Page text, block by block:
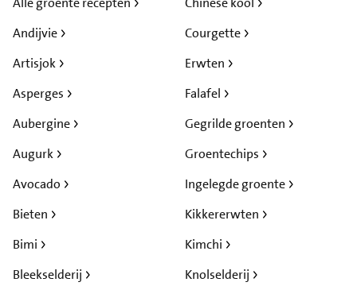
Andijvie
Artisjok
Asperges
Aubergine
Augurk
Avocado
Bieten
Bimi
Bleekselderij
Courgette
Erwten
Falafel
Gegrilde groenten
Groentechips
Ingelegde groente
Kikkererwten
Kimchi
Knolselderij